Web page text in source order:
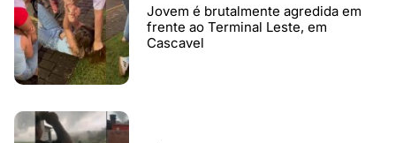
Jovem é brutalmente agredida em
frente ao Terminal Leste, em
Cascavel